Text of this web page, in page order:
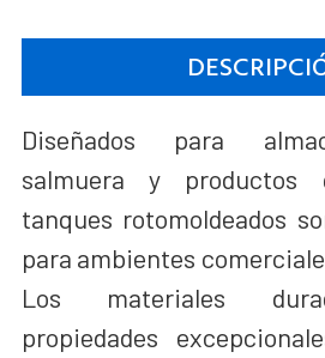
Diseñados para
salmuera y productos
tanques rotomoldeados
para ambientes
Los materiales
propiedades